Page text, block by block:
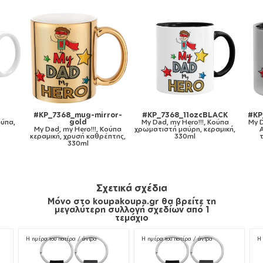
Κούπα
κεραμική,
#KP_7368_metaldouble
My Dad, my Hero!!!, Κούπα
Ανοξείδωτη διπλού
τοιχώματος 300ml
#KP_7368_gymbag-bb-
white
My Dad, my Hero!!!, Τσάντα
πλάτης πουγκί GYMBAG
Σχετικά σχέδια
Μόνο στο koupakoupa.gr θα βρείτε τη
μεγαλύτερη συλλογή σχεδίων από 1
τεμάχιο
Η ημέρα του πατέρα / άντρα Η ημέρα του πατέρα / άντρα Η